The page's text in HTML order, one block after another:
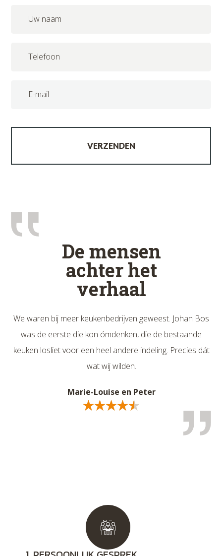
De mensen
achter het
verhaal
We waren bij meer keukenbedrijven geweest. Johan Bos
was de eerste die kon ómdenken, die de bestaande
keuken losliet voor een heel andere indeling. Precies dát
wat wij wilden.
Marie-Louise en Peter
De mensen
achter het
verhaal
We waren bij meer keukenbedrijven geweest. Johan Bos
was de eerste die kon ómdenken, die de bestaande
keuken losliet voor een heel andere indeling. Precies dát
wat wij wilden.
Marie-Louise en Peter